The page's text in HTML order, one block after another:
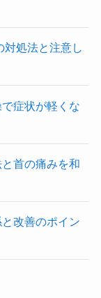
対処法と注意し
症状が軽くな
首の痛みを和
改善のポイン